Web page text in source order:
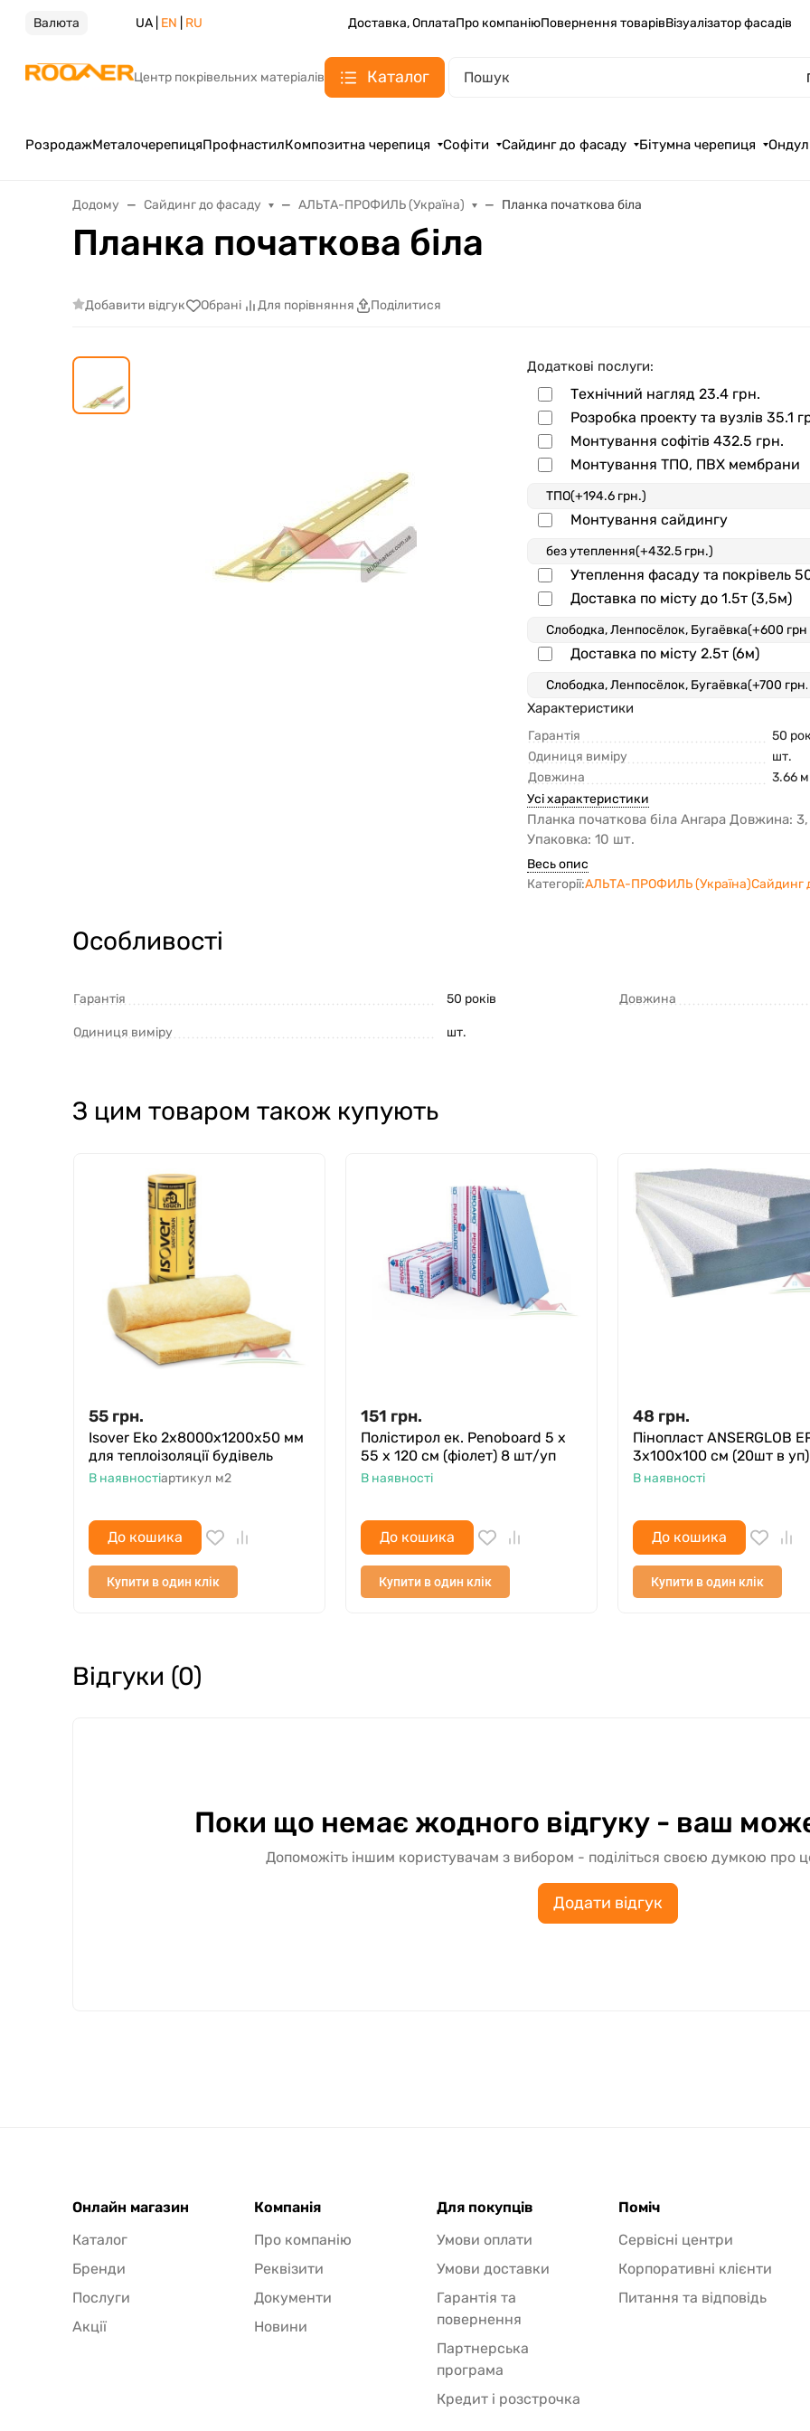
Валюта UA | EN RU Доставка, ОплатаПро компаніюПовернення товарівВізуалізатор фасадів
Центр покрівельних матеріалів Каталог
РозродажМеталочерепицяПрофнастилКомпозитна черепиця Софіти Сайдинг до фасаду Бітумна черепиця
Додому Сайдинг до фасаду АЛЬТА-ПРОФИЛЬ (Україна) Планка початкова біла
Планка початкова біла
Добавити відгук Обрані Для порівняння Поділитися
Додаткові послуги:
Технічний нагляд23.4 грн.
Розробка проекту та вузлів35.1
Монтування софітів432.5 грн.
Монтування ТПО, ПВХ мембрани
Монтування сайдингу
Утеплення фасаду та покрівель
Доставка по місту до 1.5т (3,5м)
Доставка по місту 2.5т (6м)
Характеристики
Гарантія
50
Одиниця виміру
шт.
Довжина
3.66 м
Усі характеристики
Планка початкова біла Ангара Довжина:
Упаковка: 10 шт.
Весь опис
Категорії:АЛЬТА-ПРОФИЛЬ (Україна)Сайдинг
Особливості
Гарантія 50 років
Одиниця виміру шт.
Довжина
З цим товаром також купують
55 грн.
Isover Eko 2x8000х1200х50 мм
для теплоізоляції будівель
В наявностіартикул м2
До кошика
Купити в один клік
151 грн.
Полістирол ек. Penoboard 5 х
55 х 120 см (фіолет) 8 шт/уп
В наявності
До кошика
Купити в один клік
48 грн.
Пінопласт ANSERGLOB
3х100х100 см (20шт в уп)
В наявності
До кошика
Купити в один клік
Відгуки (0)
Поки що немає жодного відгуку - ваш
Допоможіть іншим користувачам з вибором - поділіться своєю думкою про
Додати відгук
Онлайн магазин
Каталог
Бренди
Послуги
Акції
Компанія
Про компанію
Реквізити
Документи
Новини
Для покупців
Умови оплати
Умови доставки
Гарантія та
повернення
Партнерська
програма
Кредит і розстрочка
Поміч
Сервісні центри
Корпоративні клієнти
Питання та відповідь